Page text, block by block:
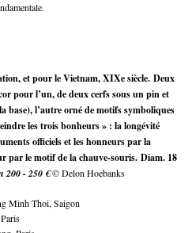
et pour le Vietnam, XIXe siècle. Deux
pour l’un, de deux cerfs sous un pin et
base), l’autre orné de motifs symboliques
les trois bonheurs » : la longévité
officiels et les honneurs par la
par le motif de la chauve-souris. Diam. 18
200 - 250 €© Delon Hoebanks
Minh Thoi, Saigon